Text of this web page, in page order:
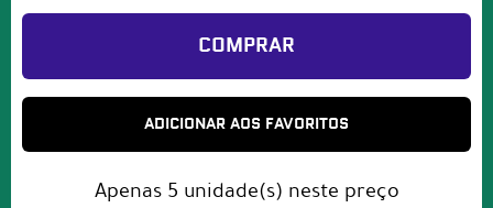
COMPRAR
ADICIONAR AOS FAVORITOS
Apenas 5 unidade(s) neste preço